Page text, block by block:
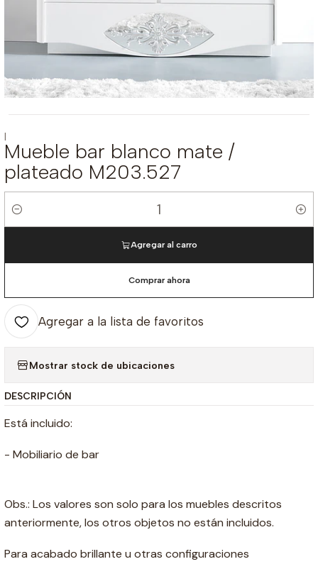
|
Mueble bar blanco mate /
plateado M203.527
Cantidad
Agregar al carro
Comprar ahora
Agregar a la lista de favoritos
Mostrar stock de ubicaciones
DESCRIPCIÓN
Está incluido:
- Mobiliario de bar
Obs.: Los valores son solo para los muebles descritos
anteriormente, los otros objetos no están incluidos.
Para acabado brillante u otras configuraciones